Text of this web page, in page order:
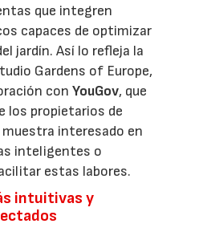
que integren
capaces de optimizar
jardín. Así lo refleja la
Gardens of Europe,
conYouGov, que
los propietarios de
muestra interesado en
inteligentes o
estas labores.
intuitivas y